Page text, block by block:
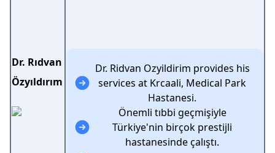
Dr. Rıdvan
Özyıldırım
Dr. Ridvan Ozyildirim provides his
services at Krcaali, Medical Park
Hastanesi.
Önemli tıbbi geçmişiyle
Türkiye'nin birçok prestijli
hastanesinde çalıştı.